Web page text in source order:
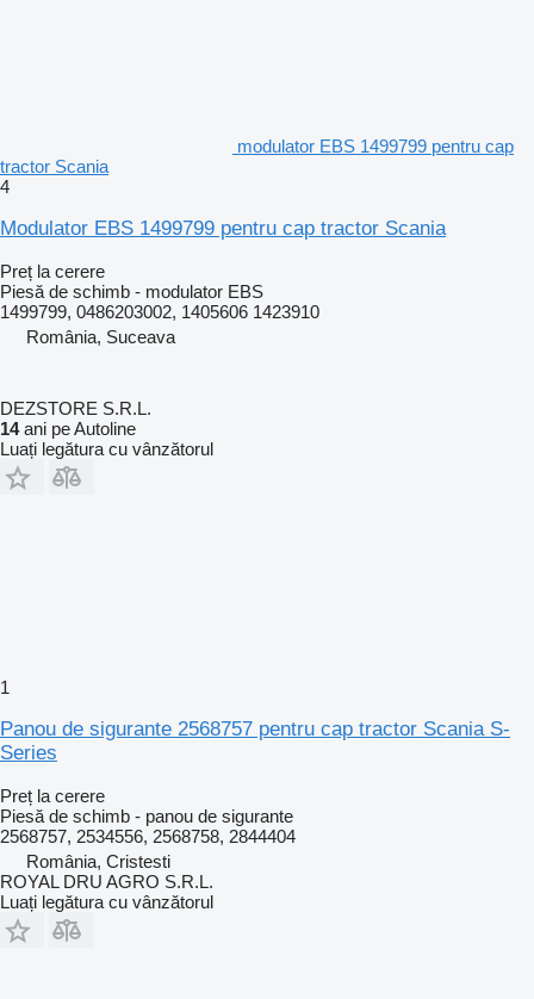
modulator EBS 1499799 pentru cap
tractor Scania
4
Modulator EBS 1499799 pentru cap tractor Scania
Preț la cerere
Piesă de schimb - modulator EBS
1499799, 0486203002, 1405606 1423910
România, Suceava
DEZSTORE S.R.L.
14ani pe Autoline
Luați legătura cu vânzătorul
1
Panou de sigurante 2568757 pentru cap tractor Scania S-
Series
Preț la cerere
Piesă de schimb - panou de sigurante
2568757, 2534556, 2568758, 2844404
România, Cristesti
ROYAL DRU AGRO S.R.L.
Luați legătura cu vânzătorul